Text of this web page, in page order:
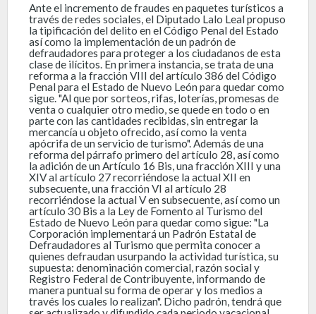
Ante el incremento de fraudes en paquetes turísticos a
través de redes sociales, el Diputado Lalo Leal propuso
la tipificación del delito en el Código Penal del Estado
así como la implementación de un padrón de
defraudadores para proteger a los ciudadanos de esta
clase de ilícitos. En primera instancia, se trata de una
reforma a la fracción VIII del artículo 386 del Código
Penal para el Estado de Nuevo León para quedar como
sigue. "Al que por sorteos, rifas, loterías, promesas de
venta o cualquier otro medio, se quede en todo o en
parte con las cantidades recibidas, sin entregar la
mercancía u objeto ofrecido, así como la venta
apócrifa de un servicio de turismo". Además de una
reforma del párrafo primero del artículo 28, así como
la adición de un Artículo 16 Bis, una fracción XIII y una
XIV al artículo 27 recorriéndose la actual XII en
subsecuente, una fracción VI al artículo 28
recorriéndose la actual V en subsecuente, así como un
artículo 30 Bis a la Ley de Fomento al Turismo del
Estado de Nuevo León para quedar como sigue: "La
Corporación implementará un Padrón Estatal de
Defraudadores al Turismo que permita conocer a
quienes defraudan usurpando la actividad turística, su
supuesta: denominación comercial, razón social y
Registro Federal de Contribuyente, informando de
manera puntual su forma de operar y los medios a
través los cuales lo realizan". Dicho padrón, tendrá que